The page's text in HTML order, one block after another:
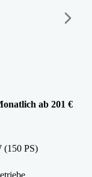
ab 201 €
(150 PS)